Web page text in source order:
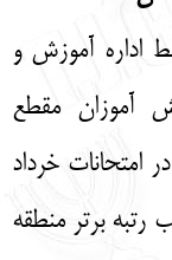
اداره آموزش و
دانش آموزان مقطع
امتحانات خرداد
به کسب رتبه برتر منطقه